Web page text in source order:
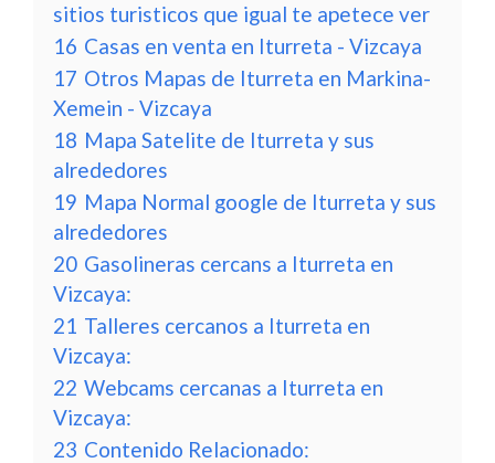
sitios turisticos que igual te apetece ver
16 Casas en venta en Iturreta - Vizcaya
17 Otros Mapas de Iturreta en Markina-
Xemein - Vizcaya
18 Mapa Satelite de Iturreta y sus
alrededores
19 Mapa Normal google de Iturreta y sus
alrededores
20 Gasolineras cercans a Iturreta en
Vizcaya:
21 Talleres cercanos a Iturreta en
Vizcaya:
22 Webcams cercanas a Iturreta en
Vizcaya:
23 Contenido Relacionado: